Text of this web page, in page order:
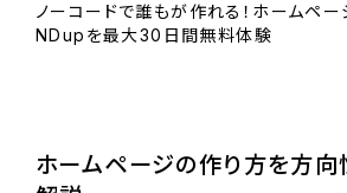
ノーコードで誰もが作れる！ホームペ
NDupを最大30日間無料体験
ホームページの作り方を方向